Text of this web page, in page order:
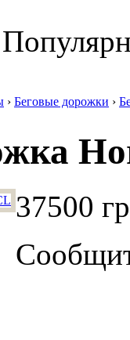
› Беговые дорожки ›
37500